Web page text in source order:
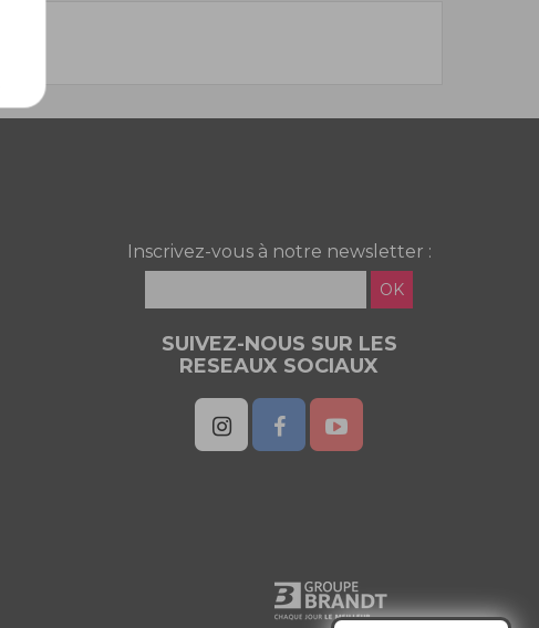
Inscrivez-vous à notre newsletter :
OK
SUIVEZ-NOUS SUR LES
RESEAUX SOCIAUX